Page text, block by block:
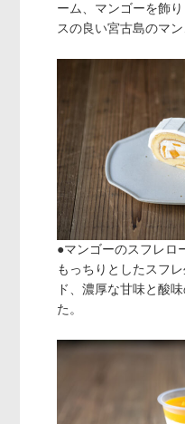
ーム、マンゴーを飾
スの良い宮古島のマ
●マンゴーのスフレ
もっちりとしたスフ
ド、濃厚な甘味と酸
た。